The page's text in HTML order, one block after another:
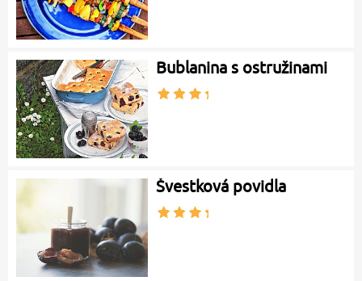
Bublanina s ostružinami
Švestková povidla